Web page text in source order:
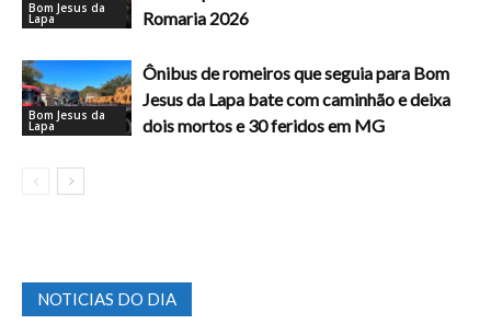
Bom Jesus da
Lapa
Romaria 2026
Bom Jesus da
Lapa
Ônibus de romeiros que seguia para Bom
Jesus da Lapa bate com caminhão e deixa
dois mortos e 30 feridos em MG
NOTICIAS DO DIA